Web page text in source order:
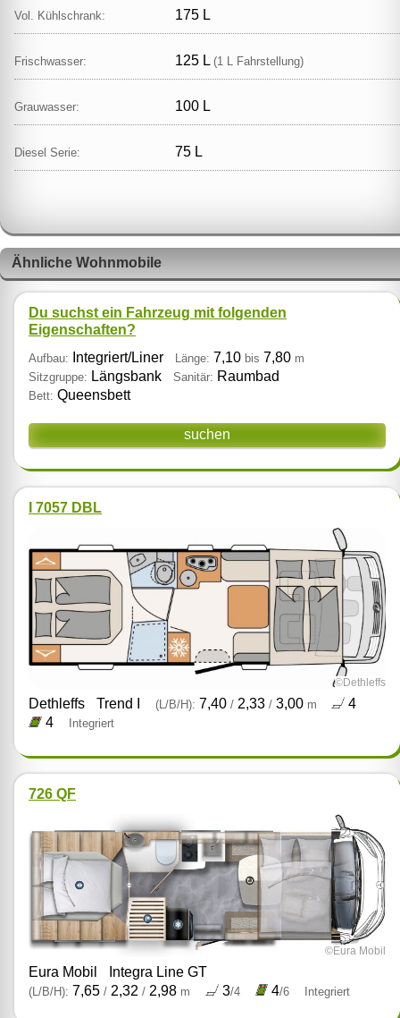
Vol. Kühlschrank: 175 L
Frischwasser: 125 L (1 L Fahrstellung)
Grauwasser: 100 L
Diesel Serie: 75 L
Ähnliche Wohnmobile
Du suchst ein Fahrzeug mit folgenden
Eigenschaften?
Aufbau: Integriert/Liner Länge: 7,10 bis 7,80 m
Sitzgruppe: Längsbank Sanitär: Raumbad
Bett: Queensbett
suchen
I 7057 DBL
©Dethleffs
Dethleffs Trend I (L/B/H): 7,40 /2,33 /3,00 m
4
4
Integriert
726 QF
©Eura Mobil
Eura Mobil Integra Line GT
(L/B/H): 7,65 / 2,32 / 2,98 m 3/4 4/6 Integriert